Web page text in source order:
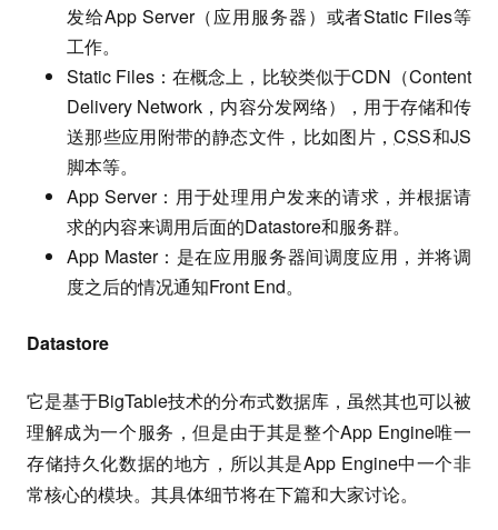
发给App Server（应用服务器）或者Static Files等
工作。
Static Files：在概念上，比较类似于CDN（Content
Delivery Network，内容分发网络），用于存储和传
送那些应用附带的静态文件，比如图片，CSS和JS
脚本等。
App Server：用于处理用户发来的请求，并根据请
求的内容来调用后面的Datastore和服务群。
App Master：是在应用服务器间调度应用，并将调
度之后的情况通知Front End。
Datastore
它是基于BigTable技术的分布式数据库，虽然其也可以被
理解成为一个服务，但是由于其是整个App Engine唯一
存储持久化数据的地方，所以其是App Engine中一个非
常核心的模块。其具体细节将在下篇和大家讨论。